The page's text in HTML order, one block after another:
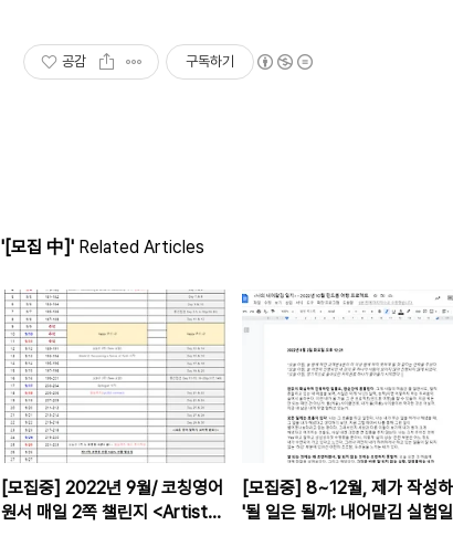
공감 구독하기
'[모집 中]' Related Articles
[모집중] 2022년 9월/ 코칭영어
원서 매일 2쪽 챌린지 <Artist
[모집중] 8~12월, 제가 작성
'될 일은 될까: 내어맡김 실험일